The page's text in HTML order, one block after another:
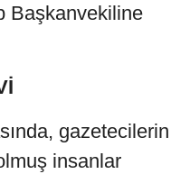
Başkanvekiline
gazetecilerin
insanlar